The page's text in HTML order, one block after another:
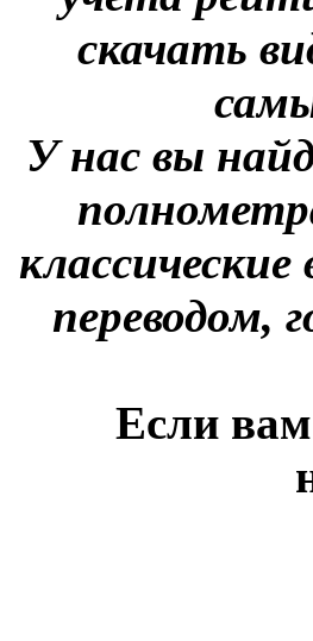
скачать
У нас вы
переводом,
Если